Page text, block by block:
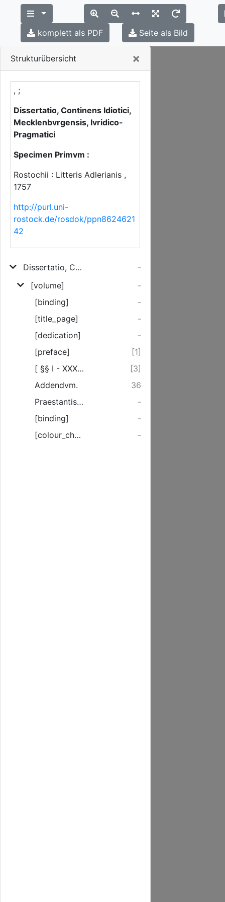
Strukturübersicht ×
, ;
Dissertatio, Continens Idiotici,
Mecklenbvrgensis, Ivridico-
Pragmatici
Specimen Primvm :
Rostochii : Litteris Adlerianis ,
1757
http://purl.uni-
rostock.de/rosdok/ppn8624621
42
Dissertatio, Continens, Idiotici, Mecklenbvrgensis, Ivridico-Pragmatici
-
[volume]
-
[binding]
-
[title_page]
-
[dedication]
-
[preface]
[1]
[ §§ I - XXXVIII ]
[3]
Addendvm.
36
Praestantissimo Domino Respondenti, P. D. Praeses.
-
[binding]
-
[colour_checker]
-
komplett als PDF Seite als Bild